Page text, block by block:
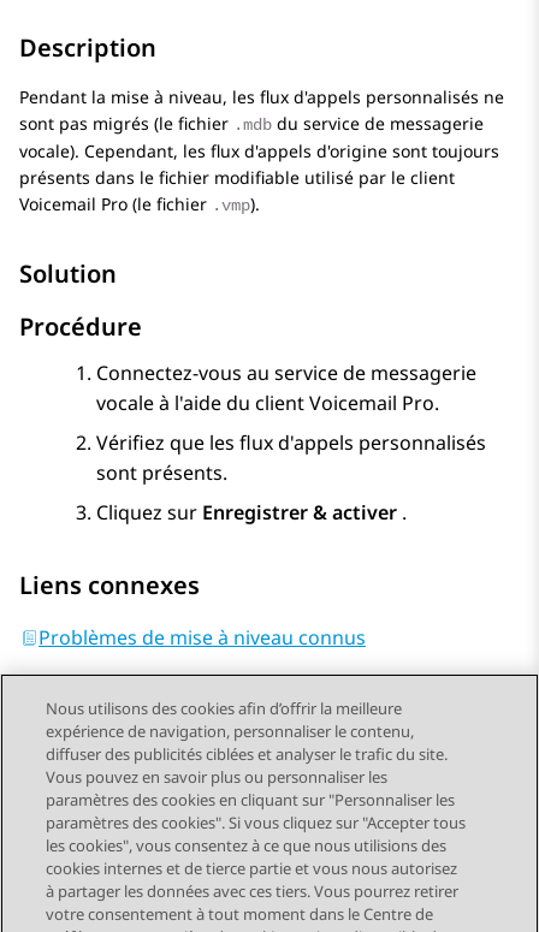
Description
Pendant la mise à niveau, les flux d'appels personnalisés ne
sont pas migrés (le fichier .mdb du service de messagerie
vocale). Cependant, les flux d'appels d'origine sont toujours
présents dans le fichier modifiable utilisé par le client
Voicemail Pro (le fichier .vmp).
Solution
Procédure
Connectez-vous au service de messagerie
vocale à l'aide du clientVoicemail Pro.
Vérifiez que les flux d'appels personnalisés
sont présents.
Cliquez sur Enregistrer & activer .
Liens connexes
Problèmes de mise à niveau connus
Send Feedback
Navigation par sujet
Sujet précédent Sujet suivant
Nous utilisons des cookies afin d’offrir la meilleure
expérience de navigation, personnaliser le contenu,
diffuser des publicités ciblées et analyser le trafic du site.
Vous pouvez en savoir plus ou personnaliser les
paramètres des cookies en cliquant sur "Personnaliser les
paramètres des cookies". Si vous cliquez sur "Accepter tous
les cookies", vous consentez à ce que nous utilisions des
cookies internes et de tierce partie et vous nous autorisez
à partager les données avec ces tiers. Vous pourrez retirer
votre consentement à tout moment dans le Centre de